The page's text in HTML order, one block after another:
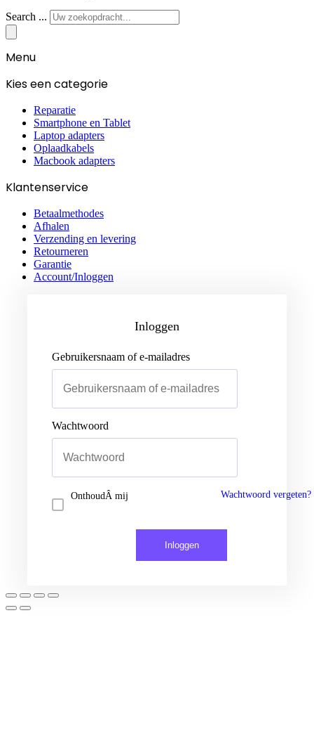
Search ...
Menu
Kies een categorie
Reparatie
Smartphone en Tablet
Laptop adapters
Oplaadkabels
Macbook adapters
Klantenservice
Betaalmethodes
Afhalen
Verzending en levering
Retourneren
Garantie
Account/Inloggen
Gebruikersnaam of e-mailadres
Wachtwoord
Inloggen